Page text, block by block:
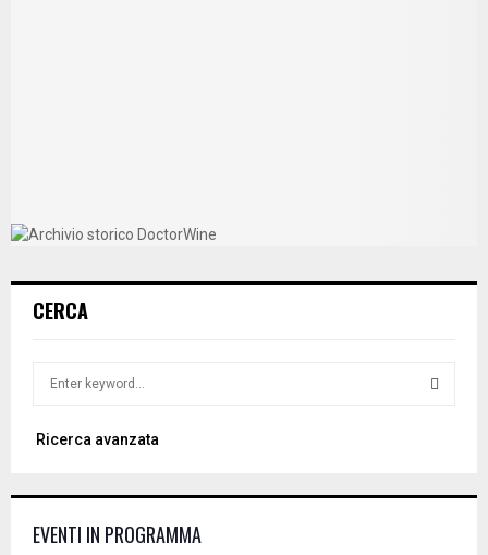
CERCA
r
o
Ricerca avanzata
EVENTI IN PROGRAMMA